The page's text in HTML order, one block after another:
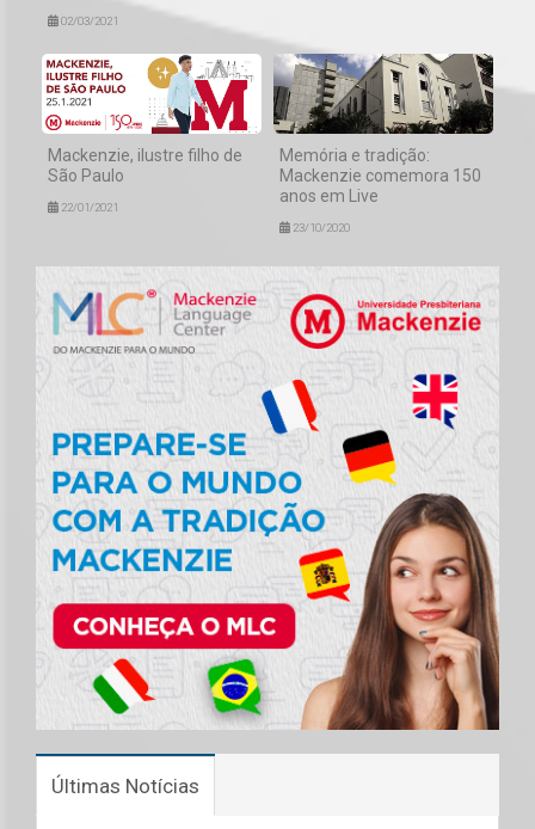
02/03/2021
Mackenzie, ilustre filho de
São Paulo
22/01/2021
Memória e tradição:
Mackenzie comemora 150
anos em Live
23/10/2020
Últimas Notícias